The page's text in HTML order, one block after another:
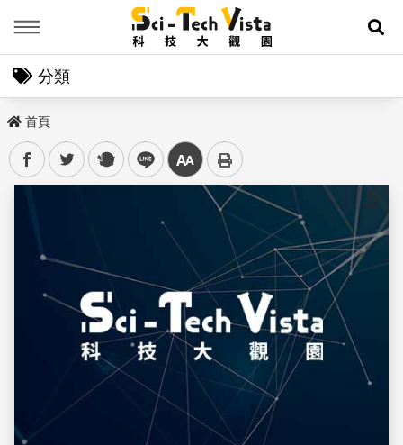
展
分類
首頁
facebooktwitter plurk line 中
儲存